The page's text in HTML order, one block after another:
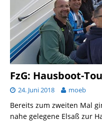
FzG: Hausboot-
24. Juni 2018 moeb
Bereits zum zweiten Mal
nahe gelegene Elsaß zur